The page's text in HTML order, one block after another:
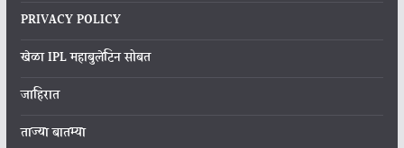
PRIVACY POLICY
खेळा IPL महाबुलेटिन सोबत
जाहिरात
ताज्या बातम्या